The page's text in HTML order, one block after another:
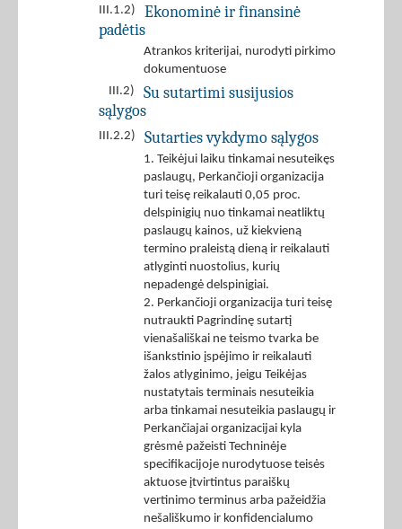
III.1.2)
Ekonominė ir finansinė
padėtis
Atrankos kriterijai, nurodyti pirkimo
dokumentuose
III.2)
Su sutartimi susijusios
sąlygos
III.2.2) Sutarties vykdymo sąlygos
1. Teikėjui laiku tinkamai nesuteikęs
paslaugų, Perkančioji organizacija
turi teisę reikalauti 0,05 proc.
delspinigių nuo tinkamai neatliktų
paslaugų kainos, už kiekvieną
termino praleistą dieną ir reikalauti
atlyginti nuostolius, kurių
nepadengė delspinigiai.
2. Perkančioji organizacija turi teisę
nutraukti Pagrindinę sutartį
vienašališkai ne teismo tvarka be
išankstinio įspėjimo ir reikalauti
žalos atlyginimo, jeigu Teikėjas
nustatytais terminais nesuteikia
arba tinkamai nesuteikia paslaugų ir
Perkančiajai organizacijai kyla
grėsmė pažeisti Techninėje
specifikacijoje nurodytuose teisės
aktuose įtvirtintus paraiškų
vertinimo terminus arba pažeidžia
nešališkumo ir konfidencialumo